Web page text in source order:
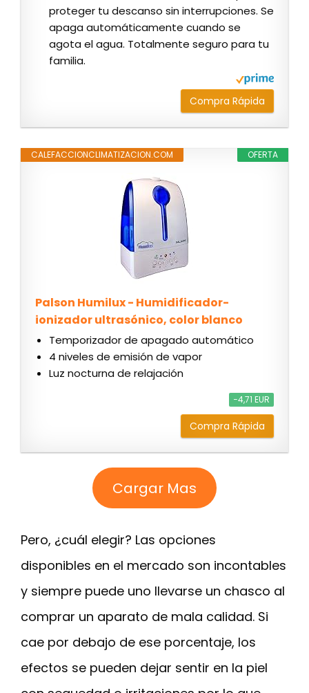
proteger tu descanso sin interrupciones. Se
apaga automáticamente cuando se
agota el agua. Totalmente seguro para tu
familia.
Compra Rápida
OFERTA
CALEFACCIONCLIMATIZACION.COM
Palson Humilux - Humidificador-
ionizador ultrasónico, color blanco
Temporizador de apagado automático
4 niveles de emisión de vapor
Luz nocturna de relajación
−4,71 EUR
Compra Rápida
Cargar Mas
Pero, ¿cuál elegir? Las opciones
disponibles en el mercado son incontables
y siempre puede uno llevarse un chasco al
comprar un aparato de mala calidad. Si
cae por debajo de ese porcentaje, los
efectos se pueden dejar sentir en la piel